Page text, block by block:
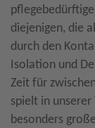
diejenigen, die
durch den
Isolation und
Zeit für
spielt in unserer
besonders